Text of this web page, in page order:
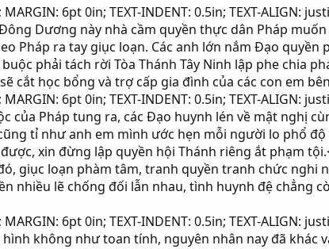
6pt 0in; TEXT-INDENT: 0.5in; TEXT-ALIGN:
Dương này nhà cầm quyền thực dân Pháp
Pháp ra tay giục loạn. Các anh lớn nắm Đạo quyền
phải tách rời Tòa Thánh Tây Ninh lập phe chia
cắt học bổng và trợ cấp gia đình của các con em bên
6pt 0in; TEXT-INDENT: 0.5in; TEXT-ALIGN:
của Pháp tung ra, các Đạo huynh lén về mật nghị
tỉ như anh em mình ước hẹn mỗi người lo phổ
xin đừng lập quyền hội Thánh riêng ắt phạm
giục loạn phàm tâm, tranh quyền tranh chức nghi
nhiều lẽ chống đối lẫn nhau, tình huynh đệ chẳng
6pt 0in; TEXT-INDENT: 0.5in; TEXT-ALIGN:
hình không như toan tính, nguyên nhân nay đã khác